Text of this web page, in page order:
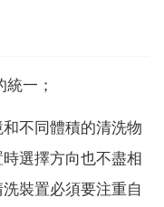
一；
不同體積的清洗物
選擇方向也不盡相
裝置必須要注重自